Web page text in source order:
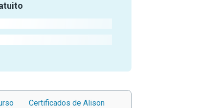
Certificados de Alison